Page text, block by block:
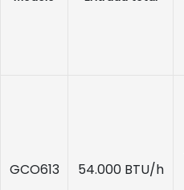
GCO613 54.000 BTU/h